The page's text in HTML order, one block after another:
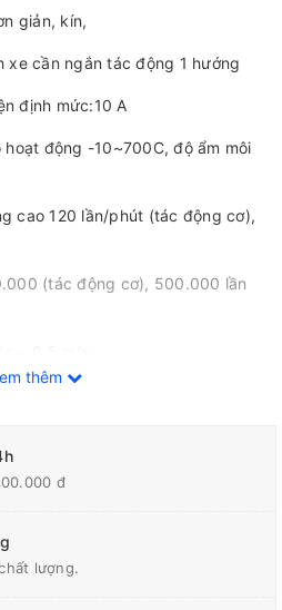
giản, kín,
xe cần ngắn tác động 1 hướng
định mức:10 A
động -10~700C, độ ẩm môi
cao 120 lần/phút (tác động cơ),
(tác động cơ), 500.000 lần
thêm
đ
lượng.